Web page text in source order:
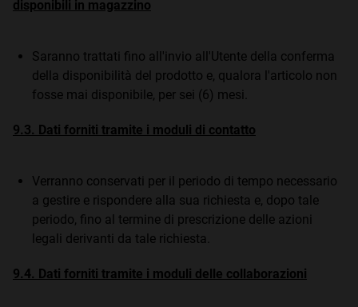
disponibili in magazzino
Saranno trattati fino all'invio all'Utente della conferma
della disponibilità del prodotto e, qualora l'articolo non
fosse mai disponibile, per sei (6) mesi.
9.3. Dati forniti tramite i moduli di contatto
Verranno conservati per il periodo di tempo necessario
a gestire e rispondere alla sua richiesta e, dopo tale
periodo, fino al termine di prescrizione delle azioni
legali derivanti da tale richiesta.
9.4. Dati forniti tramite i moduli delle collaborazioni